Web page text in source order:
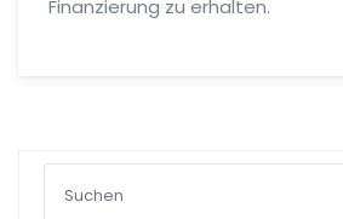
Finanzierung zu erhalten.